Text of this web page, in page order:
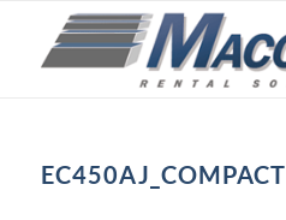
EC450AJ_COMPACT